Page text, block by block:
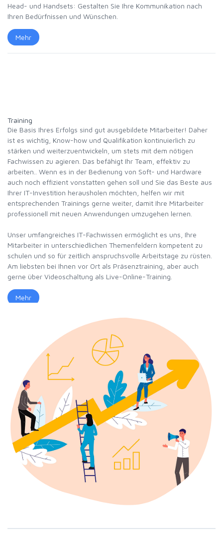
Head- und Handsets: Gestalten Sie Ihre Kommunikation nach
Ihren Bedürfnissen und Wünschen.
Mehr
Training
Die Basis Ihres Erfolgs sind gut ausgebildete Mitarbeiter! Daher
ist es wichtig, Know-how und Qualifikation kontinuierlich zu
stärken und weiterzuentwickeln, um stets mit dem nötigen
Fachwissen zu agieren. Das befähigt Ihr Team, effektiv zu
arbeiten.. Wenn es in der Bedienung von Soft- und Hardware
auch noch effizient vonstatten gehen soll und Sie das Beste aus
Ihrer IT-Investition herausholen möchten, helfen wir mit
entsprechenden Trainings gerne weiter, damit Ihre Mitarbeiter
professionell mit neuen Anwendungen umzugehen lernen.
Unser umfangreiches IT-Fachwissen ermöglicht es uns, Ihre
Mitarbeiter in unterschiedlichen Themenfeldern kompetent zu
schulen und so für zeitlich anspruchsvolle Arbeitstage zu rüsten.
Am liebsten bei Ihnen vor Ort als Präsenztraining, aber auch
gerne über Videoschaltung als Live-Online-Training.
Mehr